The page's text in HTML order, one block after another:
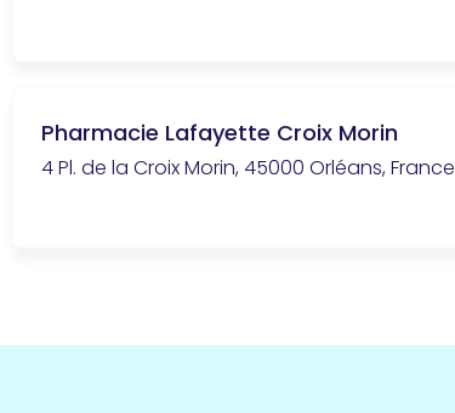
Pharmacie Lafayette Croix Morin
4 Pl. de la Croix Morin, 45000 Orléans, France